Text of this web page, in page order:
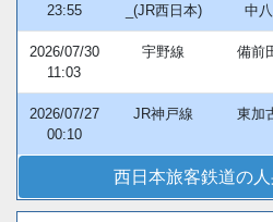
23:55
_(JR西日本)
中
2026/07/30
11:03
宇野線 備前
2026/07/27
00:10
JR神戸線 東加
西日本旅客鉄道の